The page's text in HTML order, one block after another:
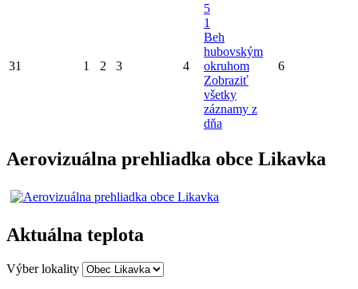
31 1 2 3 4
5
1
Beh
hubovským
okruhom
Zobraziť
všetky
záznamy z
dňa
6
Aerovizuálna prehliadka obce Likavka
Aktuálna teplota
Výber lokality